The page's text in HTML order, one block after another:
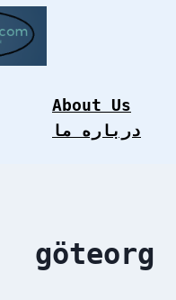
About Us
درباره ما
göteorg